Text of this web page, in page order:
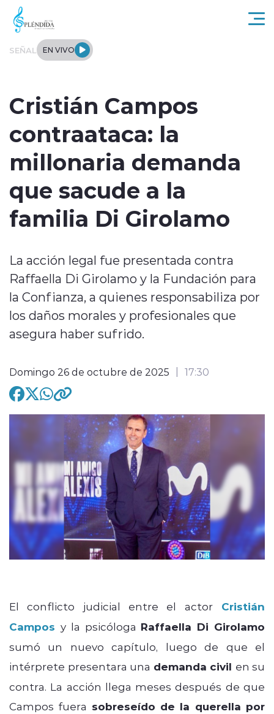
Click acá para ir directamente al contenido
SEÑAL EN VIVO
Tendencias
Entrevistas
modo claro
Cristián Campos
contraataca: la
millonaria demanda
que sacude a la
familia Di Girolamo
La acción legal fue presentada contra
Raffaella Di Girolamo y la Fundación para
la Confianza, a quienes responsabiliza por
los daños morales y profesionales que
asegura haber sufrido.
Domingo 26 de octubre de 2025 17:30
El conflicto judicial entre el actor
Cristián
Campos y la psicóloga Raffaella Di Girolamo
sumó un nuevo capítulo, luego de que el
intérprete presentara una demanda civil en su
contra. La acción llega meses después de que
Campos fuera sobreseído de la querella por